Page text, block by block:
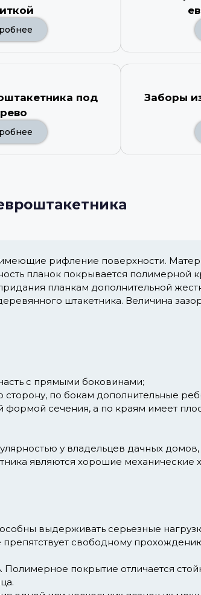
под
Заборы
рифление поверхности.
планок покрывается полимерной
планкам дополнительной
штакетника. Величина
с прямыми боковинами;
по бокам дополнительные
сечения, а по краям имеет
у владельцев дачных
являются хорошие механические
выдерживать серьезные
свободному
покрытие отличается